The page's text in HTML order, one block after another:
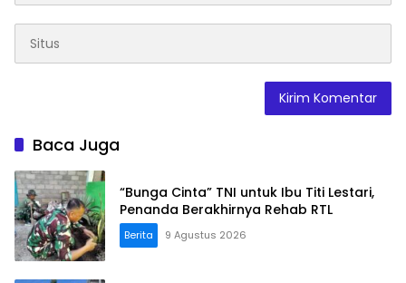
Baca Juga
“Bunga Cinta” TNI untuk Ibu Titi Lestari,
Penanda Berakhirnya Rehab RTL
Berita 9 Agustus 2026